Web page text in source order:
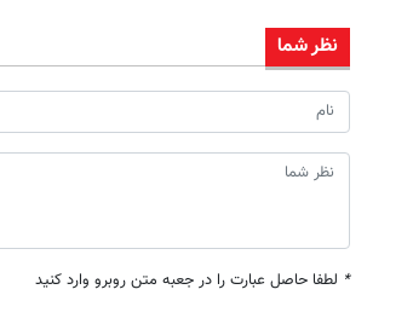
نظر شما
* لطفا حاصل عبارت را در جعبه متن روبرو وارد کنید